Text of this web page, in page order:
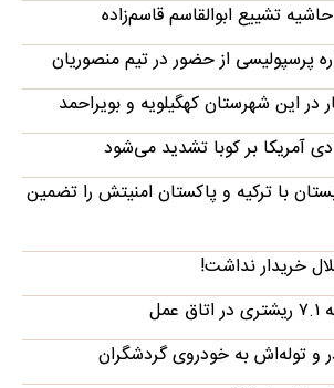
تشییع ابوالقاسم قاسم‌زاده
پرسپولیسی از حضور در تیم منصوریان
این شهرستان کهگیلویه و بویراحمد
آمریکا بر کوبا تشدید می‌شود
با ترکیه و پاکستان امنیتش را تضمین
خریدار نداشت!
و توله‌اش به خودروی گردشگران